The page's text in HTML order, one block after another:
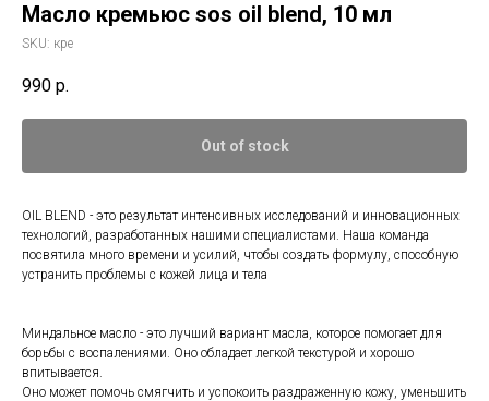
Масло кремьюс sos oil blend, 10 мл
SKU: кре
990 р.
Out of stock
OIL BLEND - это результат интенсивных исследований и инновационных
технологий, разработанных нашими специалистами. Наша команда
посвятила много времени и усилий, чтобы создать формулу, способную
устранить проблемы с кожей лица и тела
Миндальное масло - это лучший вариант масла, которое помогает для
борьбы с воспалениями. Оно обладает легкой текстурой и хорошо
впитывается.
Оно может помочь смягчить и успокоить раздраженную кожу, уменьшить